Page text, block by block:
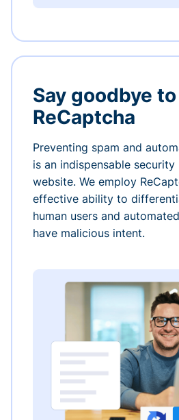
Say goodbye
ReCaptcha
Preventing spam and
is an indispensable
website. We employ
effective ability to
human users and
have malicious intent.